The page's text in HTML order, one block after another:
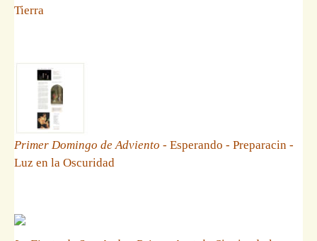
Tierra
Primer Domingo de Adviento - Esperando - Preparacin -
Luz en la Oscuridad